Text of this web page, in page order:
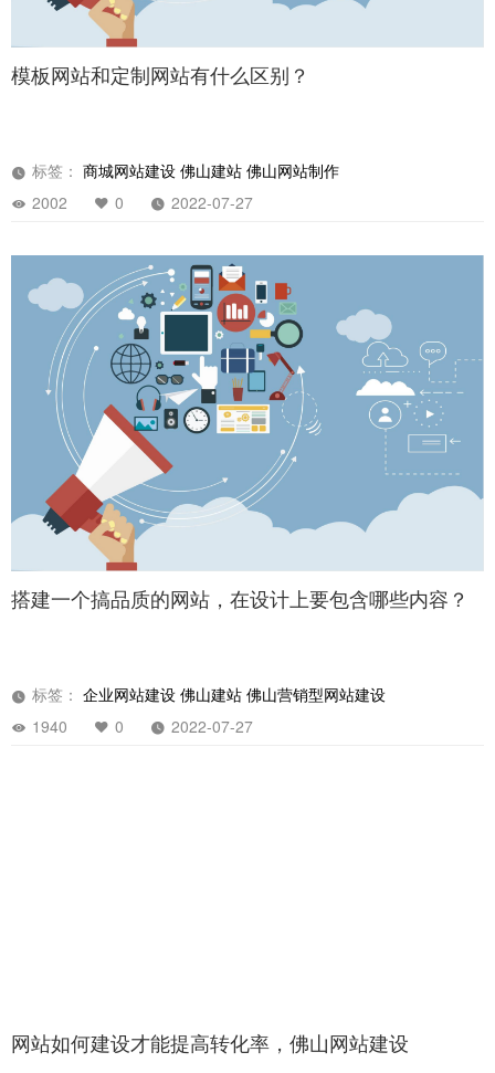
模板网站和定制网站有什么区别？
标签： 商城网站建设 佛山建站 佛山网站制作
2002
0 2022-07-27
搭建一个搞品质的网站，在设计上要包含哪些内容？
标签： 企业网站建设 佛山建站 佛山营销型网站建设
1940
0 2022-07-27